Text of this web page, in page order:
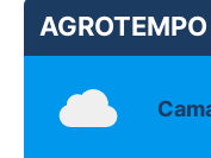
AGROTEMPO